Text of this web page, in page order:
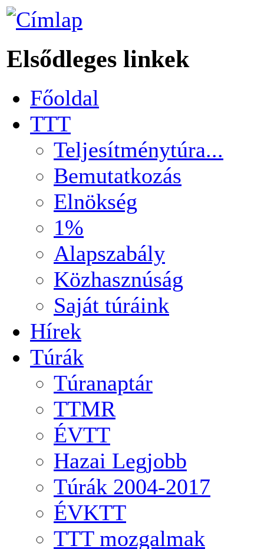
Elsődleges linkek
Főoldal
TTT
Teljesítménytúra...
Bemutatkozás
Elnökség
1%
Alapszabály
Közhasznúság
Saját túráink
Hírek
Túrák
Túranaptár
TTMR
ÉVTT
Hazai Legjobb
Túrák 2004-2017
ÉVKTT
TTT mozgalmak